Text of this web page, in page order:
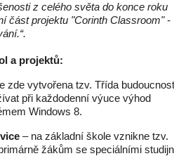
z celého světa do konce roku
část projektu "Corinth Classroom" -
a projektů:
zde vytvořena tzv. Třída
při každodenní výuce výhod
Windows 8.
– na základní škole vznikne tzv.
žákům se speciálními